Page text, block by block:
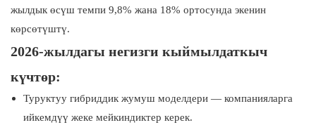
жылдык өсүш темпи 9,8% жана 18% ортосунда экенин
көрсөтүштү.
2026-жылдагы негизги кыймылдаткыч
күчтөр:
Туруктуу гибриддик жумуш моделдери — компанияларга
ийкемдүү жеке мейкиндиктер керек.